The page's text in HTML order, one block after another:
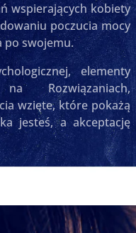
wspierających kobiety
poczucia mocy
po swojemu.
elementy
Rozwiązaniach,
wzięte, które pokażą
jesteś, a akceptację